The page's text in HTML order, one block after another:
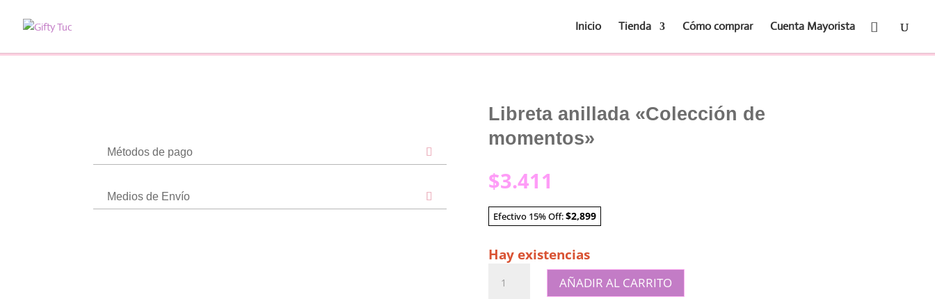
Inicio Tienda Cómo comprar Cuenta Mayorista
Métodos de pago
Medios de Envío
Libreta anillada «Colección de
momentos»
$3.411
Efectivo 15% Off:$2,899
Hay existencias
anillada
AÑADIR AL CARRITO